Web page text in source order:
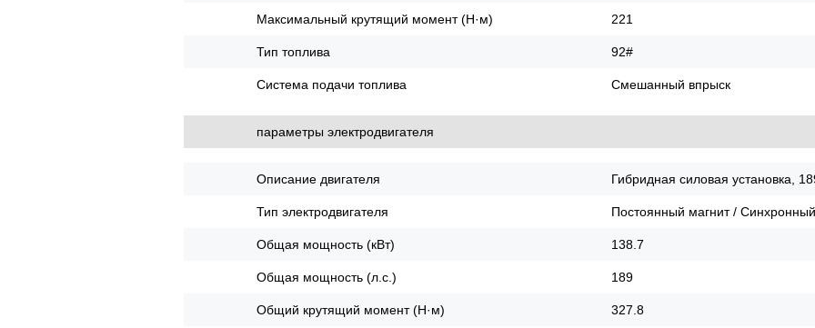
Максимальный крутящий момент (Н·м) 221
Тип топлива 92#
Система подачи топлива Смешанный впрыск
параметры электродвигателя
Описание двигателя Гибридная силовая установка,
Тип электродвигателя Постоянный магнит / Синхронный
Общая мощность (кВт) 138.7
Общая мощность (л.с.) 189
Общий крутящий момент (Н·м) 327.8